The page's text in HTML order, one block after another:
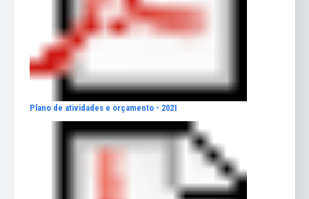
Plano de atividades e orçamento - 2021